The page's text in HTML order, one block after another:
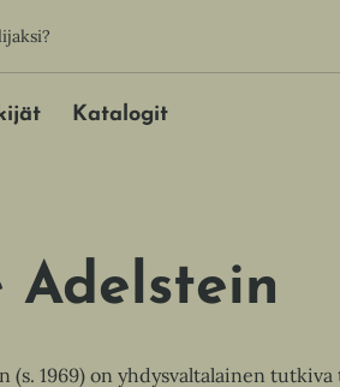
Katalogit
Adelstein
(s. 1969) on yhdysvaltalainen